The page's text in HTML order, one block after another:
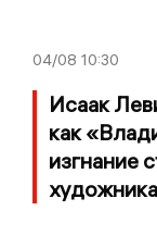
04/08 10:30
Исаак
как
изгнание
художника